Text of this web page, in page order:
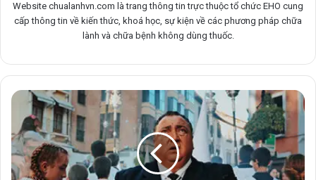
Website chualanhvn.com là trang thông tin trực thuộc tổ chức EHO cung
cấp thông tin về kiến thức, khoá học, sự kiện về các phương pháp chữa
lành và chữa bệnh không dùng thuốc.
REIKI
DÀNH
CHO
BỆNH
NHÂN
ĐỘT